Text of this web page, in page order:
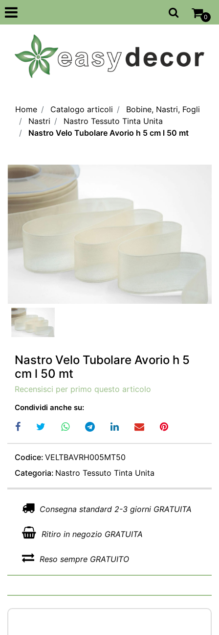
Open
0
Home Catalogo articoli
Bobine, Nastri, Fogli
Nastri
Nastro Tessuto Tinta Unita
Nastro Velo Tubolare Avorio h 5 cm l 50 mt
Nastro Velo Tubolare Avorio h 5
cm l 50 mt
Recensisci per primo questo articolo
Condividi anche su:
Codice: VELTBAVRH005MT50
Categoria: Nastro Tessuto Tinta Unita
Consegna standard 2-3 giorni GRATUITA
Ritiro in negozio GRATUITA
Reso sempre GRATUITO